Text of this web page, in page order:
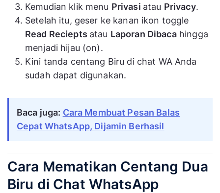
Kemudian klik menu Privasi atau Privacy.
Setelah itu, geser ke kanan ikon toggle
Read Reciepts atau Laporan Dibacahingga
menjadi hijau (on).
Kini tanda centang Biru di chat WA Anda
sudah dapat digunakan.
Baca juga: Cara Membuat Pesan Balas
Cepat WhatsApp, Dijamin Berhasil
Cara Mematikan Centang Dua
Biru di Chat WhatsApp